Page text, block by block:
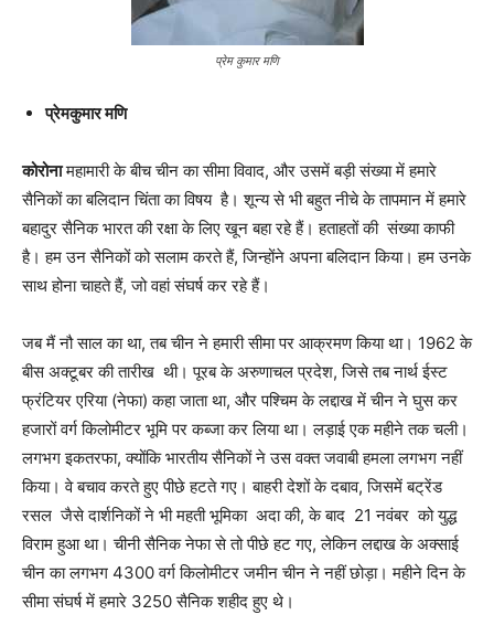
प्रेम कुमार मणि
प्रेमकुमार मणि
कोरोनामहामारी के बीच चीन का सीमा विवाद, और उसमें बड़ी संख्या में हमारे
सैनिकों का बलिदान चिंता का विषय है। शून्य से भी बहुत नीचे के तापमान में हमारे
बहादुर सैनिक भारत की रक्षा के लिए खून बहा रहे हैं। हताहतों की संख्या काफी
है। हम उन सैनिकों को सलाम करते हैं, जिन्होंने अपना बलिदान किया। हम उनके
साथ होना चाहते हैं, जो वहां संघर्ष कर रहे हैं।
जब मैं नौ साल का था, तब चीन ने हमारी सीमा पर आक्रमण किया था। 1962 के
बीस अक्टूबर की तारीख थी। पूरब के अरुणाचल प्रदेश, जिसे तब नार्थ ईस्ट
फ्रंटियर एरिया (नेफा) कहा जाता था, और पश्चिम के लद्दाख में चीन ने घुस कर
हजारों वर्ग किलोमीटर भूमि पर कब्जा कर लिया था। लड़ाई एक महीने तक चली।
लगभग इकतरफा, क्योंकि भारतीय सैनिकों ने उस वक्त जवाबी हमला लगभग नहीं
किया। वे बचाव करते हुए पीछे हटते गए। बाहरी देशों के दबाव, जिसमें बट्रेंड
रसल जैसे दार्शनिकों ने भी महती भूमिका अदा की, के बाद 21 नवंबर को युद्ध
विराम हुआ था। चीनी सैनिक नेफा से तो पीछे हट गए, लेकिन लद्दाख के अक्साई
चीन का लगभग 4300 वर्ग किलोमीटर जमीन चीन ने नहीं छोड़ा। महीने दिन के
सीमा संघर्ष में हमारे 3250 सैनिक शहीद हुए थे।